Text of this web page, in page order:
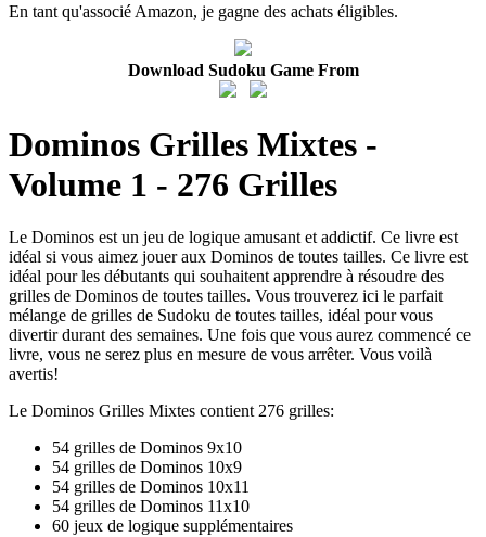
En tant qu'associé Amazon, je gagne des achats éligibles.
Download Sudoku Game From
Dominos Grilles Mixtes -
Volume 1 - 276 Grilles
Le Dominos est un jeu de logique amusant et addictif. Ce livre est
idéal si vous aimez jouer aux Dominos de toutes tailles. Ce livre est
idéal pour les débutants qui souhaitent apprendre à résoudre des
grilles de Dominos de toutes tailles. Vous trouverez ici le parfait
mélange de grilles de Sudoku de toutes tailles, idéal pour vous
divertir durant des semaines. Une fois que vous aurez commencé ce
livre, vous ne serez plus en mesure de vous arrêter. Vous voilà
avertis!
Le Dominos Grilles Mixtes contient 276 grilles:
54 grilles de Dominos 9x10
54 grilles de Dominos 10x9
54 grilles de Dominos 10x11
54 grilles de Dominos 11x10
60 jeux de logique supplémentaires